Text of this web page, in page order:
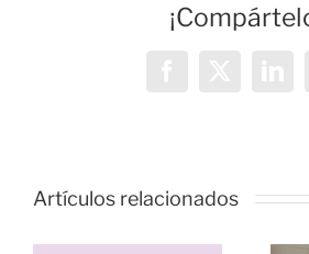
Artículos relacionados
estrategias